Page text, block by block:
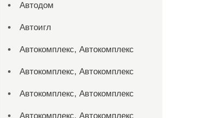
Автодом
Автоигл
Автокомплекс, Автокомплекс
Автокомплекс, Автокомплекс
Автокомплекс, Автокомплекс
Автокомплекс, Автокомплекс